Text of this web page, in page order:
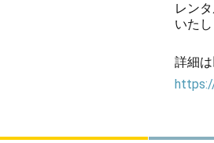
レン
いた
詳細